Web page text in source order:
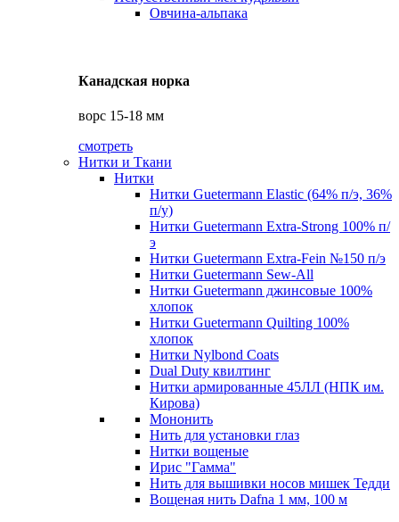
Овчина-альпака
Канадская норка
ворс 15-18 мм
смотреть
Нитки и Ткани
Нитки
Нитки Guetermann Elastic (64% п/э, 36%
п/у)
Нитки Guetermann Extra-Strong 100% п/
э
Нитки Guetermann Extra-Fein №150 п/э
Нитки Guetermann Sew-All
Нитки Guetermann джинсовые 100%
хлопок
Нитки Guetermann Quilting 100%
хлопок
Нитки Nylbond Coats
Dual Duty квилтинг
Нитки армированные 45ЛЛ (НПК им.
Кирова)
Мононить
Нить для установки глаз
Нитки вощеные
Ирис "Гамма"
Нить для вышивки носов мишек Тедди
Вощеная нить Dafna 1 мм, 100 м